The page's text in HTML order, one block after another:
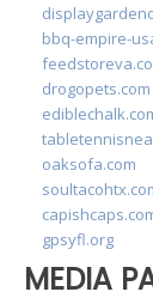
bbq-empire-
drogopets.com
oaksofa.com
gpsyfl.org
MEDIA